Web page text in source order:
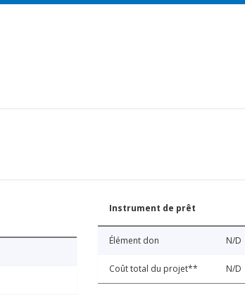
Instrument de prêt
Élément don N/D
Coût total du projet** N/D